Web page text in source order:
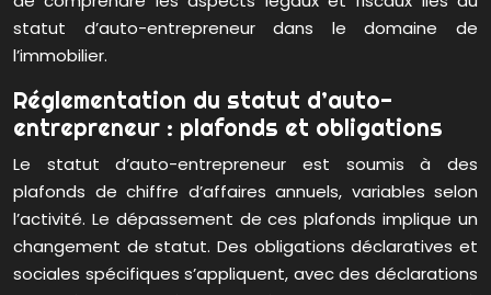
statut d’auto-entrepreneur dans le domaine de
l’immobilier.
Réglementation du statut d’auto-
entrepreneur : plafonds et obligations
Le statut d’auto-entrepreneur est soumis à des
plafonds de chiffre d’affaires annuels, variables selon
l’activité. Le dépassement de ces plafonds implique un
changement de statut. Des obligations déclaratives et
sociales spécifiques s’appliquent, avec des déclarations